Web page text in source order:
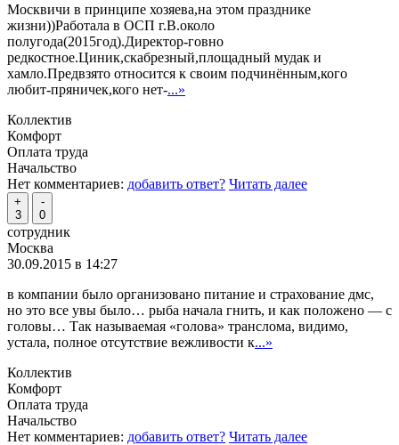
Москвичи в принципе хозяева,на этом празднике
жизни))Работала в ОСП г.В.около
полугода(2015год).Директор-говно
редкостное.Циник,скабрезный,площадный мудак и
хамло.Предвзято относится к своим подчинённым,кого
любит-пряничек,кого нет-...»
Коллектив
Комфорт
Оплата труда
Начальство
Нет комментариев: добавить ответ? Читать далее
+
3
-
0
сотрудник
Москва
30.09.2015 в 14:27
в компании было организовано питание и страхование дмс,
но это все увы было… рыба начала гнить, и как положено — с
головы… Так называемая «голова» транслома, видимо,
устала, полное отсутствие вежливости к...»
Коллектив
Комфорт
Оплата труда
Начальство
Нет комментариев: добавить ответ? Читать далее